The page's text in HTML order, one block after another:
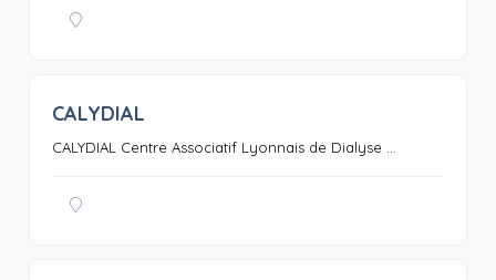
CALYDIAL
CALYDIAL Centre Associatif Lyonnais de Dialyse ...